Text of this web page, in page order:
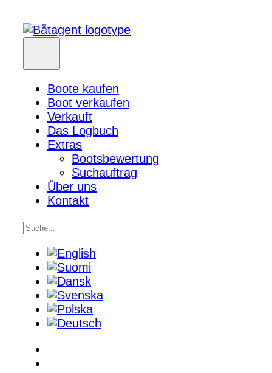
Boote kaufen
Boot verkaufen
Verkauft
Das Logbuch
Extras
Bootsbewertung
Suchauftrag
Über uns
Kontakt